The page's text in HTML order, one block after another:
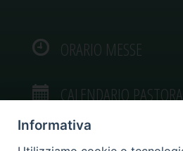
ORARIO MESSE
CALENDARIO
Informativa